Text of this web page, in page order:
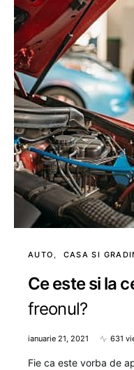
AUTO CASA SI
Ce este si la
freonul?
ianuarie 21, 2021 631
Fie ca este vorba de